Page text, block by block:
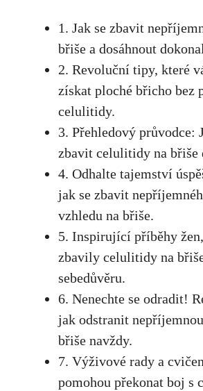
1. Jak se zbavit
břiše a dosáhnout
2. Revoluční tipy, které
získat ploché břicho bez
celulitidy.
3. Přehledový průvodce:
zbavit celulitidy na břiše
4. Odhalte tajemství
jak se zbavit
vzhledu na břiše.
5. Inspirující příběhy
zbavily celulitidy na
sebedůvěru.
6. Nenechte se odradit!
jak odstranit
břiše navždy.
7. Výživové rady a
pomohou překonat boj s